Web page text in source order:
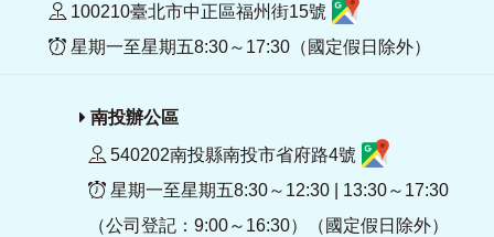
100210臺北市中正區福州街15號
星期一至星期五8:30～17:30（國定假日除外）
南投辦公區
540202南投縣南投市省府路4號
星期一至星期五8:30～12:30 | 13:30～17:30
（公司登記：9:00～16:30）（國定假日除外）